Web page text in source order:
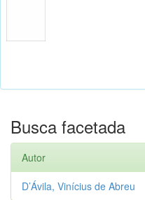
Busca facetada
Autor
D’Ávila, Vinícius de Abreu